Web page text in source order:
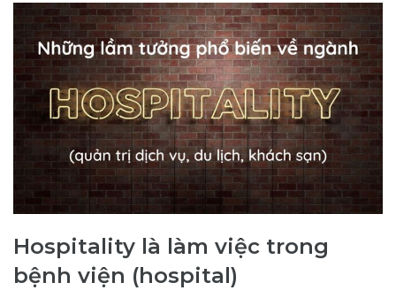
Hospitality là làm việc trong
bệnh viện (hospital)